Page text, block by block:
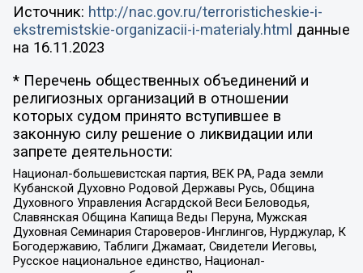
Источник: http://nac.gov.ru/terroristicheskie-i-
ekstremistskie-organizacii-i-materialy.html данные
на 16.11.2023
* Перечень общественных объединений и
религиозных организаций в отношении
которых судом принято вступившее в
законную силу решение о ликвидации или
запрете деятельности:
Национал-большевистская партия, ВЕК РА, Рада земли
Кубанской Духовно Родовой Державы Русь, Община
Духовного Управления Асгардской Веси Беловодья,
Славянская Община Капища Веды Перуна, Мужская
Духовная Семинария Староверов-Инглингов, Нурджулар, К
Богодержавию, Таблиги Джамаат, Свидетели Иеговы,
Русское национальное единство, Национал-